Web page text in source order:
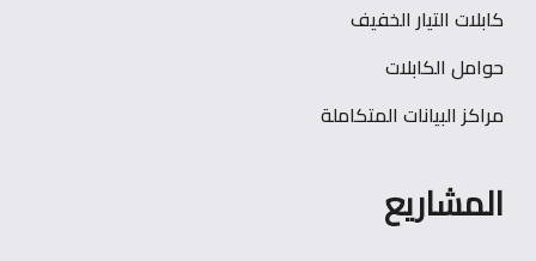
كابلات التيار الخفيف
حوامل الكابلات
مراكز البيانات المتكاملة
المشاريع